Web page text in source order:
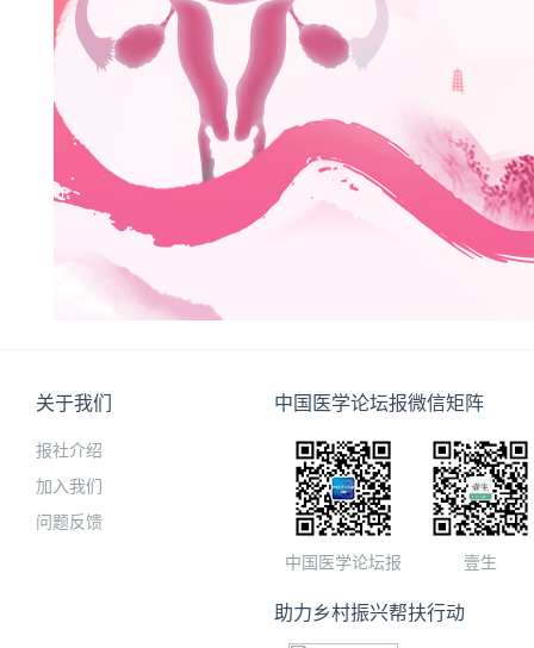
关于我们
报社介绍
加入我们
问题反馈
中国医学论坛报微信矩阵
中国医学论坛报 壹生
助力乡村振兴帮扶行动